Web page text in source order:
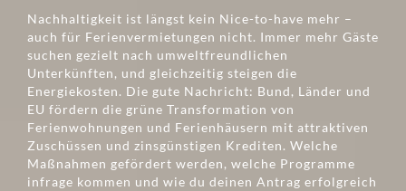
Nachhaltigkeit ist längst kein Nice-to-have mehr –
auch für Ferienvermietungen nicht. Immer mehr Gäste
suchen gezielt nach umweltfreundlichen
Unterkünften, und gleichzeitig steigen die
Energiekosten. Die gute Nachricht: Bund, Länder und
EU fördern die grüne Transformation von
Ferienwohnungen und Ferienhäusern mit attraktiven
Zuschüssen und zinsgünstigen Krediten. Welche
Maßnahmen gefördert werden, welche Programme
infrage kommen und wie du deinen Antrag erfolgreich